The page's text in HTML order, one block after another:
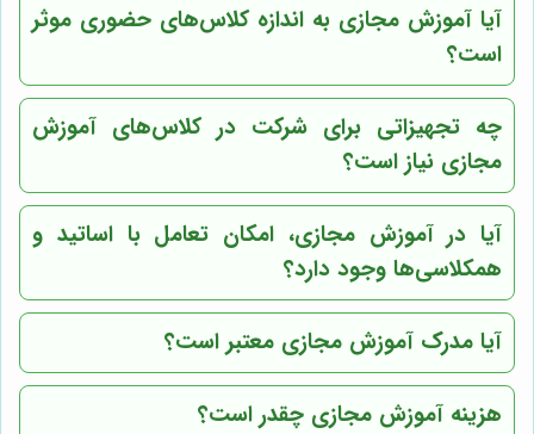
آیا آموزش مجازی به اندازه کلاس‌های حضوری موثر
است؟
چه تجهیزاتی برای شرکت در کلاس‌های آموزش
مجازی نیاز است؟
آیا در آموزش مجازی، امکان تعامل با اساتید و
همکلاسی‌ها وجود دارد؟
آیا مدرک آموزش مجازی معتبر است؟
هزینه آموزش مجازی چقدر است؟